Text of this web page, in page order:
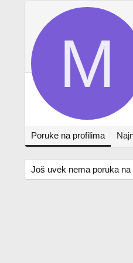
M
Poruke na profilima
Još uvek nema poruka na